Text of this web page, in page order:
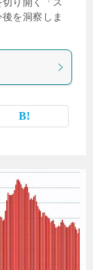
を洞察しま